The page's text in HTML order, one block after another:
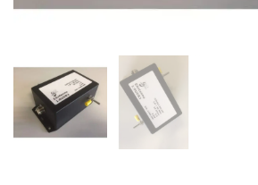
Ciao, Come posso aiutarti?
Per ottenere dettagli su un determinato
assicurati di indicarne il nome